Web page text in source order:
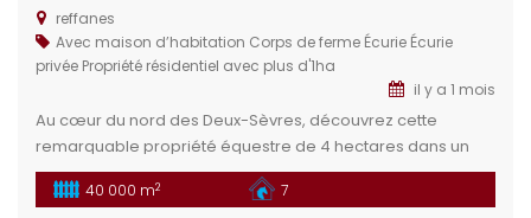
reffanes
Avec maison d’habitation Corps de ferme Écurie Écurie
privée Propriété résidentiel avec plus d'1ha
il y a 1 mois
Au cœur du nord des Deux-Sèvres, découvrez cette
remarquable propriété équestre de 4 hectares dans un
cadre idéal pour les passionnés d’équitation et de nature.
Un bien rare, alliant fonctionnalité, charme et fort potentiel
40 000 m2 7